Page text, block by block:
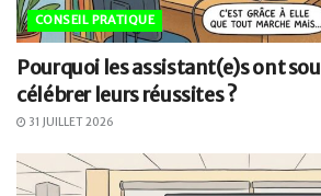
CONSEIL PRATIQUE
Pourquoi les assistant(e)s ont
célébrer leurs réussites ?
31 JUILLET 2026